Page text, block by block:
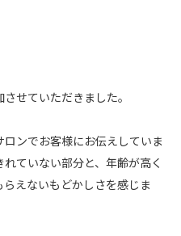
せていただきました。
ンでお客様にお伝えしていま
ていない部分と、年齢が高く
えないもどかしさを感じま